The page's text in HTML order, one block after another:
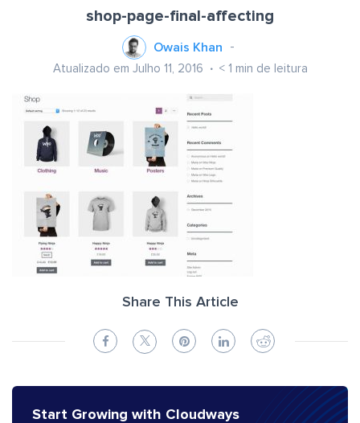
shop-page-final-affecting
Owais Khan
Atualizado em Julho 11, 2016 < 1 min de leitura
Share This Article
Start Growing with Cloudways